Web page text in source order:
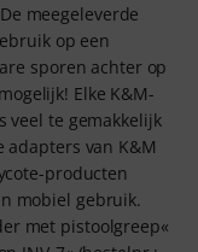
meegeleverde
op een
sporen achter op
Elke K&M-
veel te gemakkelijk
van K&M
producten
mobiel gebruik.
met pistoolgreep«